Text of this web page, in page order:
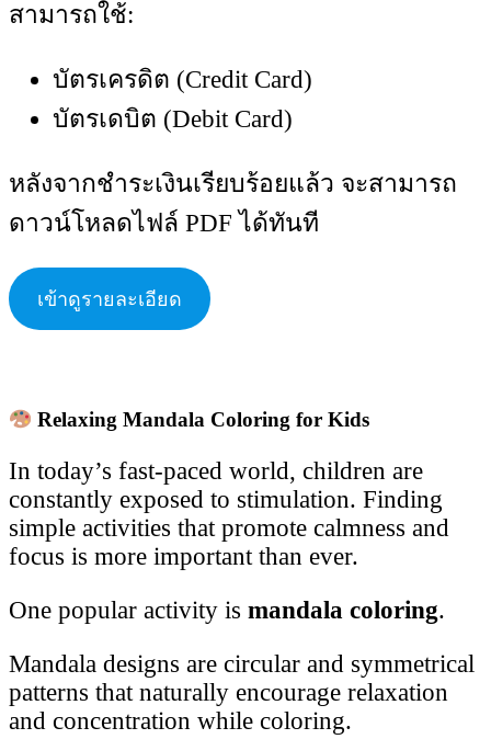
สามารถใช้:
บัตรเครดิต (Credit Card)
บัตรเดบิต (Debit Card)
หลังจากชำระเงินเรียบร้อยแล้ว จะสามารถ
ดาวน์โหลดไฟล์ PDF ได้ทันที
เข้าดูรายละเอียด
Relaxing Mandala Coloring for Kids
In today’s fast-paced world, children are
constantly exposed to stimulation. Finding
simple activities that promote calmness and
focus is more important than ever.
One popular activity is mandala coloring.
Mandala designs are circular and symmetrical
patterns that naturally encourage relaxation
and concentration while coloring.